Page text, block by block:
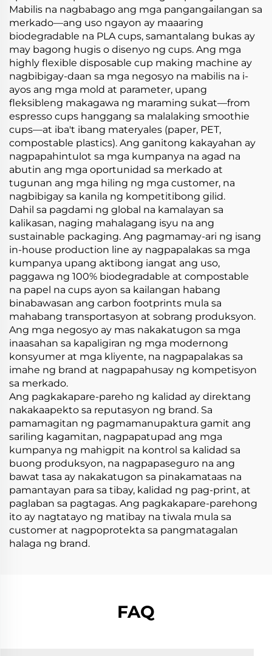
Mabilis na nagbabago ang mga pangangailangan sa
merkado—ang uso ngayon ay maaaring
biodegradable na PLA cups, samantalang bukas ay
may bagong hugis o disenyo ng cups. Ang mga
highly flexible disposable cup making machine ay
nagbibigay-daan sa mga negosyo na mabilis na i-
ayos ang mga mold at parameter, upang
fleksibleng makagawa ng maraming sukat—from
espresso cups hanggang sa malalaking smoothie
cups—at iba't ibang materyales (paper, PET,
compostable plastics). Ang ganitong kakayahan ay
nagpapahintulot sa mga kumpanya na agad na
abutin ang mga oportunidad sa merkado at
tugunan ang mga hiling ng mga customer, na
nagbibigay sa kanila ng kompetitibong gilid.
Dahil sa pagdami ng global na kamalayan sa
kalikasan, naging mahalagang isyu na ang
sustainable packaging. Ang pagmamay-ari ng isang
in-house production line ay nagpapalakas sa mga
kumpanya upang aktibong iangat ang uso,
paggawa ng 100% biodegradable at compostable
na papel na cups ayon sa kailangan habang
binabawasan ang carbon footprints mula sa
mahabang transportasyon at sobrang produksyon.
Ang mga negosyo ay mas nakakatugon sa mga
inaasahan sa kapaligiran ng mga modernong
konsyumer at mga kliyente, na nagpapalakas sa
imahe ng brand at nagpapahusay ng kompetisyon
sa merkado.
Ang pagkakapare-pareho ng kalidad ay direktang
nakakaapekto sa reputasyon ng brand. Sa
pamamagitan ng pagmamanupaktura gamit ang
sariling kagamitan, nagpapatupad ang mga
kumpanya ng mahigpit na kontrol sa kalidad sa
buong produksyon, na nagpapaseguro na ang
bawat tasa ay nakakatugon sa pinakamataas na
pamantayan para sa tibay, kalidad ng pag-print, at
paglaban sa pagtagas. Ang pagkakapare-parehong
ito ay nagtatayo ng matibay na tiwala mula sa
customer at nagpoprotekta sa pangmatagalan
halaga ng brand.
FAQ